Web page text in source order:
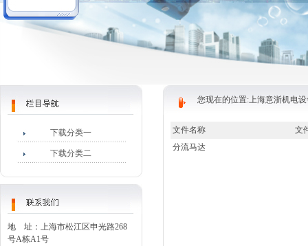
下载分类一
下载分类二
地 址：上海市松江区申光路268
号A栋A1号
您现在的位置:上海意浙机电
文件名称
文
分流马达